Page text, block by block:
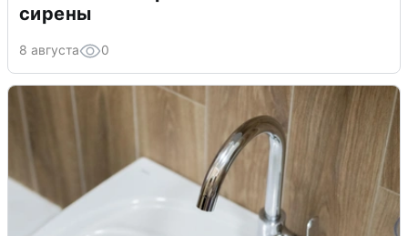
сирены
8 августа 0